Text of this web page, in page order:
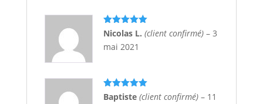
Note5sur
Nicolas L. (client confirmé) – 3
mai 2021
Note5sur
Baptiste (client confirmé) – 11